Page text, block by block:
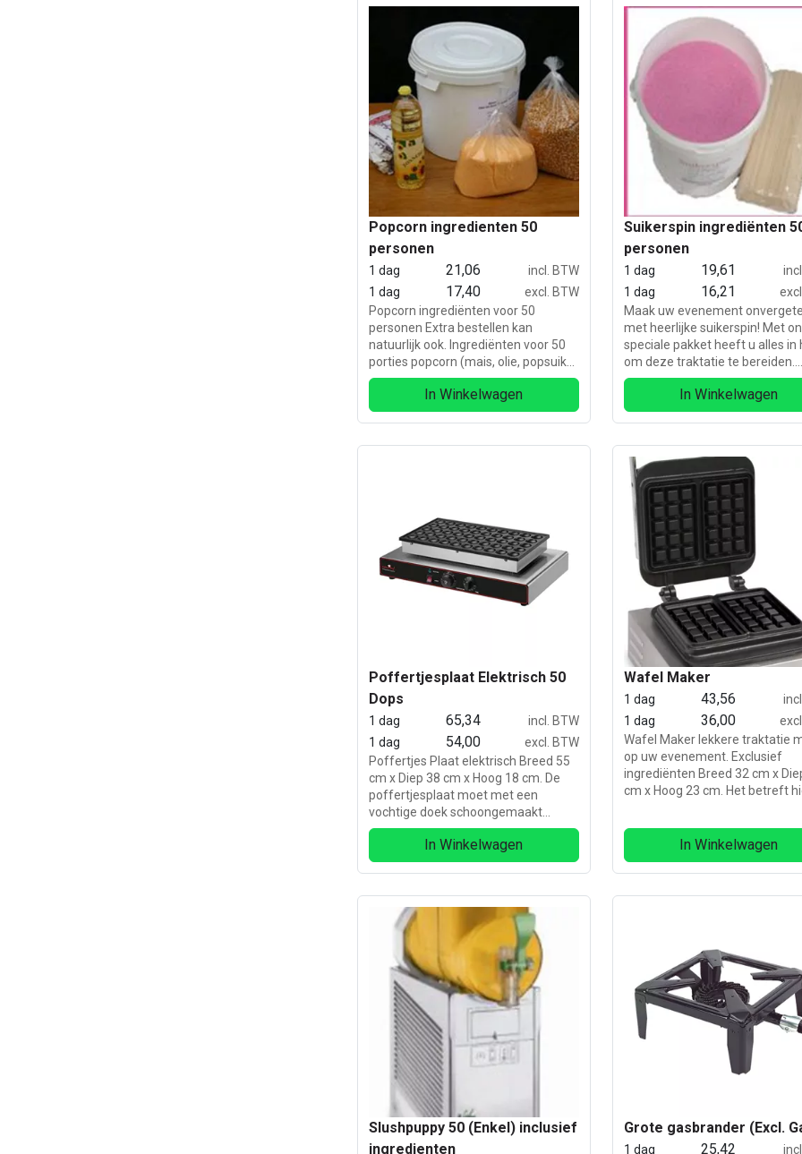
Popcorn ingredienten 50
personen
1 dag 21,06
incl. BTW
1 dag
17,40
excl. BTW
Popcorn ingrediënten voor 50
personen Extra bestellen kan
natuurlijk ook. Ingrediënten voor 50
porties popcorn (mais, olie, popsuiker
& zakjes)
In Winkelwagen
Suikerspin ingrediënten
personen
1 dag 19,61
1 dag
16,21
Maak uw evenement
met heerlijke suikerspin! Met
speciale pakket heeft u alles in
om deze traktatie te bereiden.
Perfect voor feesten,
of bedrijfsevenementen!
In Winkelwagen
Poffertjesplaat Elektrisch 50
Dops
1 dag 65,34
incl. BTW
1 dag
54,00
excl. BTW
Poffertjes Plaat elektrisch Breed 55
cm x Diep 38 cm x Hoog 18 cm. De
poffertjesplaat moet met een
vochtige doek schoongemaakt
worden. Niet met een schuurspons
of iets dergelijks.In Winkelwagen
Wafel Maker
1 dag 43,56
1 dag
36,00
Wafel Maker lekkere traktatie
op uw evenement. Exclusief
ingrediënten Breed 32 cm x
cm x Hoog 23 cm. Het betreft
Watt Inclusief lekbakje en vork.
In Winkelwagen
Slushpuppy 50 (Enkel) inclusief
ingredienten
Grote gasbrander (Excl.
1 dag 25,42